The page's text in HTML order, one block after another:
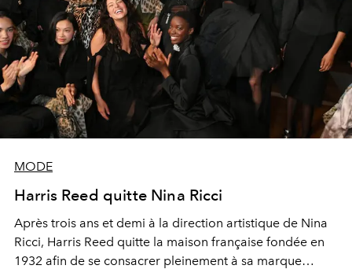
MODE
Harris Reed quitte Nina Ricci
Après trois ans et demi à la direction artistique de Nina
Ricci, Harris Reed quitte la maison française fondée en
1932 afin de se consacrer pleinement à sa marque